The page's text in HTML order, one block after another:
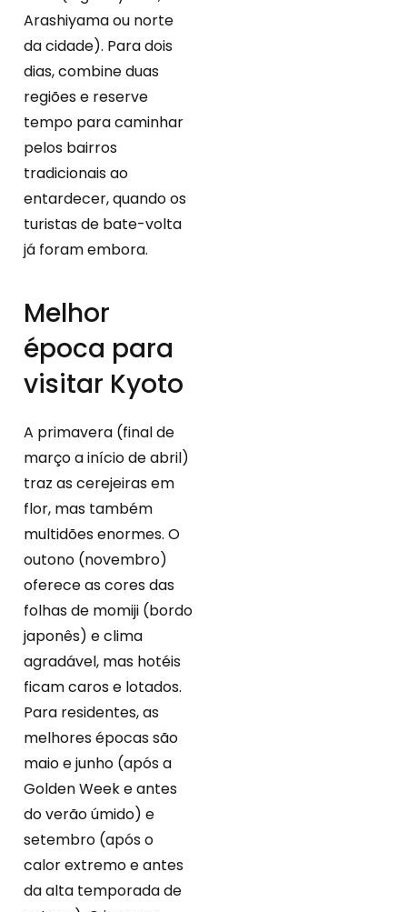
Arashiyama ou norte
da cidade). Para dois
dias, combine duas
regiões e reserve
tempo para caminhar
pelos bairros
tradicionais ao
entardecer, quando os
turistas de bate-volta
já foram embora.
Melhor
época para
visitar Kyoto
A primavera (final de
março a início de abril)
traz as cerejeiras em
flor, mas também
multidões enormes. O
outono (novembro)
oferece as cores das
folhas de momiji (bordo
japonês) e clima
agradável, mas hotéis
ficam caros e lotados.
Para residentes, as
melhores épocas são
maio e junho (após a
Golden Week e antes
do verão úmido) e
setembro (após o
calor extremo e antes
da alta temporada de